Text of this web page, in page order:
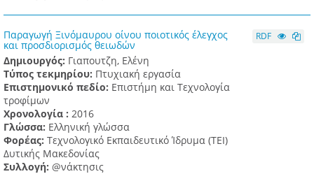
Παραγωγή Ξινόμαυρου οίνου ποιοτικός έλεγχος
και προσδιορισμός θειωδών
Δημιουργός: Γιαπουτζη, Ελένη
Τύπος τεκμηρίου: Πτυχιακή εργασία
Επιστημονικό πεδίο: Επιστήμη και Τεχνολογία
τροφίμων
Χρονολογία : 2016
Γλώσσα: Ελληνική γλώσσα
Φορέας: Τεχνολογικό Εκπαιδευτικό Ίδρυμα (ΤΕΙ)
Δυτικής Μακεδονίας
Συλλογή: @νάκτησις
RDF